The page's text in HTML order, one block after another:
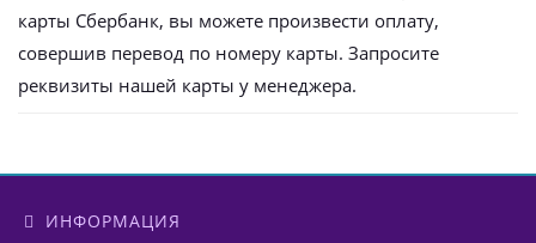
карты Сбербанк, вы можете произвести оплату,
совершив перевод по номеру карты. Запросите
реквизиты нашей карты у менеджера.
ИНФОРМАЦИЯ